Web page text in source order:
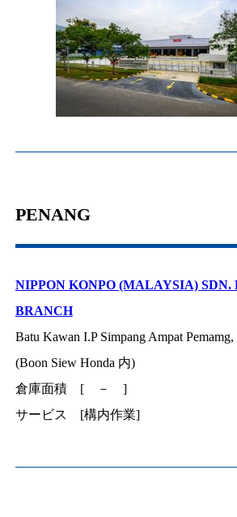
PENANG
NIPPON KONPO (MALAYSIA)
BRANCH
Batu Kawan I.P Simpang Ampat Pemamg,
(Boon Siew Honda 内)
倉庫面積 [ － ]
サービス [構内作業]